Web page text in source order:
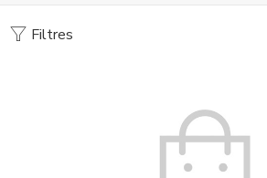
Filtres